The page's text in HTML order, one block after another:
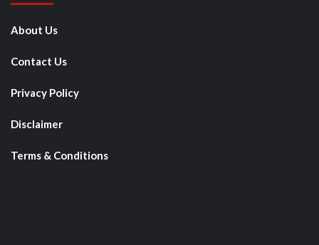
About Us
Contact Us
Privacy Policy
Disclaimer
Terms & Conditions